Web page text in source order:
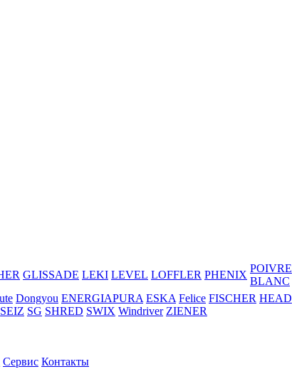
GLISSADE LEKI LEVEL LOFFLER PHENIX
POIVRE
BLANC
Dongyou ENERGIAPURA ESKA Felice FISCHER HEAD
SEIZ SG SHRED SWIX Windriver ZIENER
Сервис Контакты